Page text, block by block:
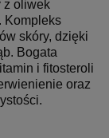
z oliwek
Kompleks
skóry, dzięki
Bogata
i fitosteroli
oraz